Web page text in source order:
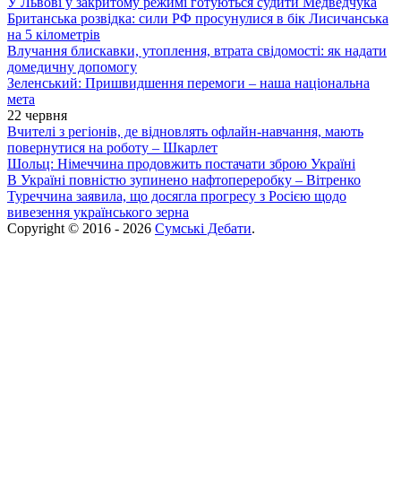
Британська розвідка: сили РФ просунулися в бік Лисичанська
на 5 кілометрів
Влучання блискавки, утоплення, втрата свідомості: як надати
домедичну допомогу
Зеленський: Пришвидшення перемоги – наша національна
мета
22 червня
Вчителі з регіонів, де відновлять офлайн-навчання, мають
повернутися на роботу – Шкарлет
Шольц: Німеччина продовжить постачати зброю Україні
В Україні повністю зупинено нафтопереробку – Вітренко
Туреччина заявила, що досягла прогресу з Росією щодо
вивезення українського зерна
Copyright © 2016 - 2026 Сумські Дебати.